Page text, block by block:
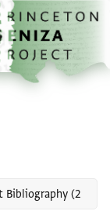
إلى المحتوى الرئيسي
الرئيسية